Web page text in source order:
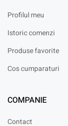
Profilul meu
Istoric comenzi
Produse favorite
Cos cumparaturi
COMPANIE
Contact